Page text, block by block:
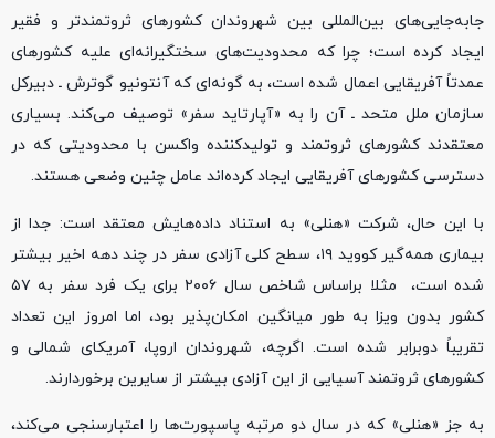
جابه‌جایی‌های بین‌المللی بین شهروندان کشورهای ثروتمندتر و فقیر
ایجاد کرده است؛ چرا که محدودیت‌های سختگیرانه‌ای علیه کشورهای
عمدتاً آفریقایی اعمال شده است، به گونه‌ای که آنتونیو گوترش ـ دبیرکل
سازمان ملل متحد ـ آن‌ را به «آپارتاید سفر» توصیف می‌کند. بسیاری
معتقدند کشورهای ثروتمند و تولیدکننده واکسن با محدودیتی که در
دسترسی کشورهای آفریقایی ایجاد کرده‌اند عامل چنین وضعی هستند.
با این حال، شرکت «هنلی» به استناد داده‌هایش معتقد است: جدا از
بیماری همه‌گیر کووید ۱۹، سطح کلی آزادی سفر در چند دهه اخیر بیشتر
شده است، ‌ مثلا براساس شاخص سال ۲۰۰۶ برای یک فرد سفر به ۵۷
کشور بدون ویزا به طور میانگین امکان‌پذیر بود، اما امروز این تعداد
تقریباً دوبرابر شده است. اگرچه، شهروندان اروپا، آمریکای شمالی و
کشورهای ثروتمند آسیایی از این آزادی بیشتر از سایرین برخوردارند.
به جز «هنلی» که در سال دو مرتبه پاسپورت‌ها را اعتبارسنجی می‌کند،